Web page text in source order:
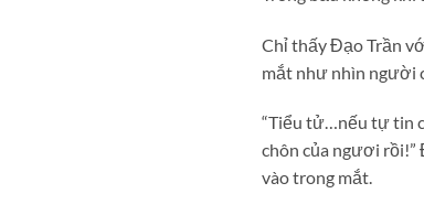
Chỉ thấy Đạo Trần
mắt như nhìn người
“Tiểu tử…nếu tự tin
chôn của ngươi
vào trong mắt.